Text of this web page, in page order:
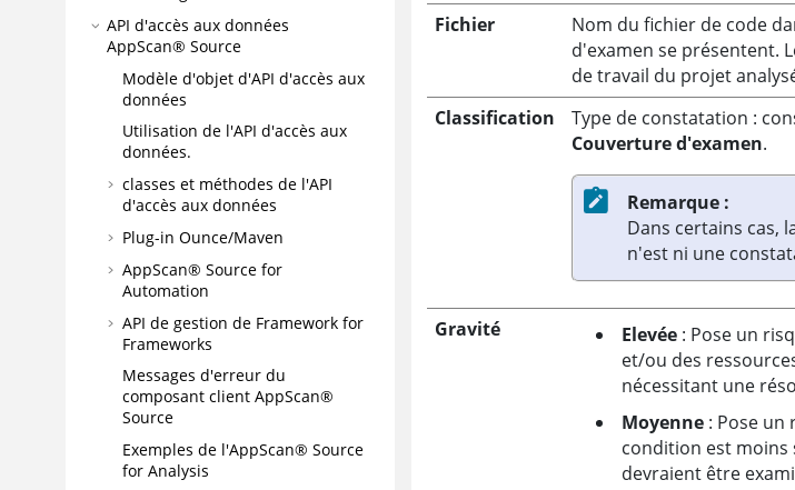
API d'accès aux données
AppScan® Source
Modèle d'objet d'API d'accès aux
données
Utilisation de l'API d'accès aux
données.
classes et méthodes de l'API
d'accès aux données
Plug-in Ounce/Maven
AppScan® Source for
Automation
API de gestion de Framework for
Frameworks
Messages d'erreur du
composant client AppScan®
Source
Exemples de l'AppScan® Source
for Analysis
Fichier
Nom du fichier de code
d'examen se présentent.
de travail du projet
Classification
Type de constatation :
Couverture d'examen.
Remarque :
Dans certains cas,
n'est ni une
Gravité Elevée : Pose un
et/ou des
nécessitant une
Moyenne : Pose un
condition est moins
devraient être